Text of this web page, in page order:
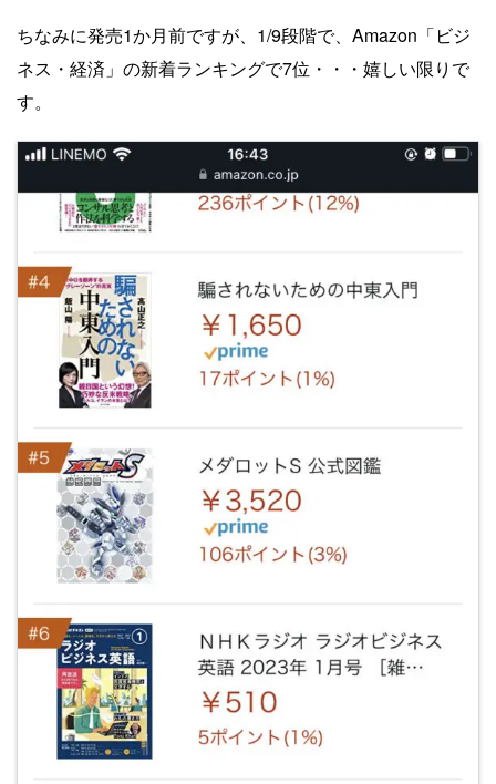
ちなみに発売1か月前ですが、1/9段階で、Amazon「ビジ
ネス・経済」の新着ランキングで7位・・・嬉しい限りで
す。